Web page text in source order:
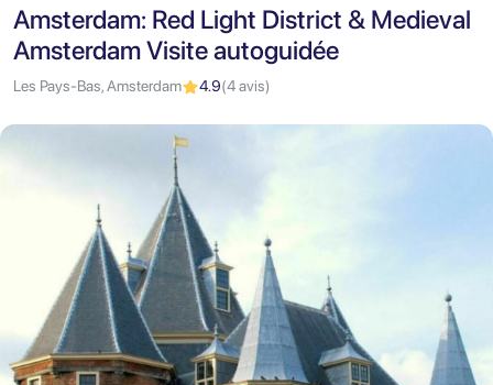
Amsterdam: Red Light District & Medieval
Amsterdam Visite autoguidée
Les Pays-Bas, Amsterdam 4.9(4 avis)